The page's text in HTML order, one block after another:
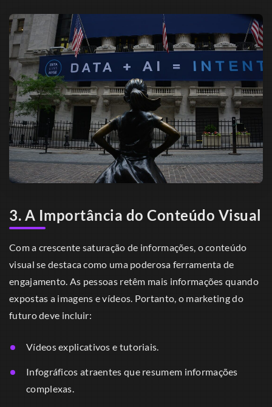
3. A Importância do Conteúdo Visual
Com a crescente saturação de informações, o conteúdo
visual se destaca como uma poderosa ferramenta de
engajamento. As pessoas retêm mais informações quando
expostas a imagens e vídeos. Portanto, o marketing do
futuro deve incluir:
Vídeos explicativos e tutoriais.
Infográficos atraentes que resumem informações
complexas.